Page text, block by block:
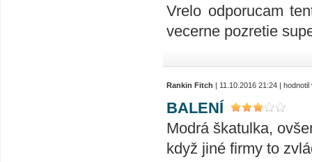
Vrelo odporucam
vecerne pozretie
Rankin Fitch | 11.10.2016 21:24 |
BALENÍ
Modrá škatulka,
když jiné firmy to